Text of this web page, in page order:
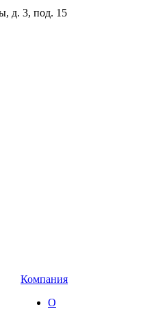
д. 3, под. 15
Компания
О